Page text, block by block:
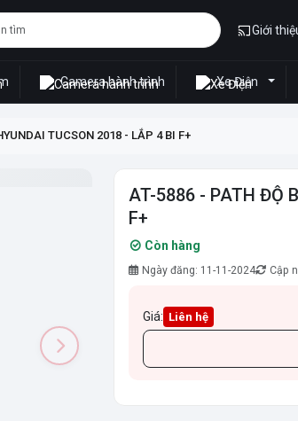
Giới
Camera hành trình Xe Điện
TUCSON 2018 - LẮP 4 BI F+
AT-5886 - PATH ĐỘ
F+
Còn hàng
Ngày đăng: 11-11-2024 Cập
Giá: Liên hệ